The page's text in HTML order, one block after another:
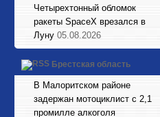
Четырехтонный обломок
ракеты SpaceX врезался в
Луну 05.08.2026
Брестская область
В Малоритском районе
задержан мотоциклист с 2,1
промилле алкоголя